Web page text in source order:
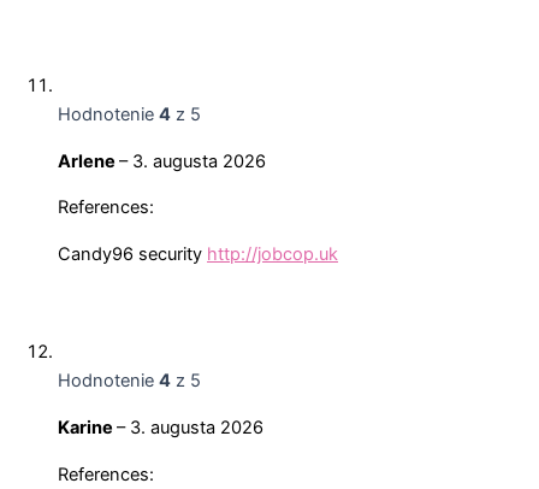
Hodnotenie 4 z 5
Arlene – 3. augusta 2026
References:
Candy96 security http://jobcop.uk
Hodnotenie 4 z 5
Karine – 3. augusta 2026
References: